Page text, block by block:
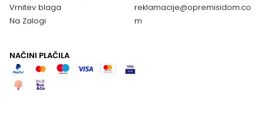
Vrnitev blaga
Na Zalogi
reklamacije@opremisidom.co
m
NAČINI PLAČILA